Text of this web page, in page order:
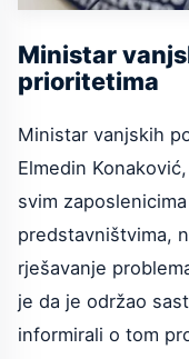
Ministar
prioritetima
Ministar vanjskih
Elmedin
svim
predstavništvima,
rješavanje
je da je održao
informirali o tom